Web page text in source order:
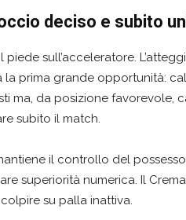
deciso e subito
sull’acceleratore.
la prima grande opportunità:
ma, da posizione favorevole,
subito il match.
il controllo del
superiorità numerica. Il
su palla inattiva.